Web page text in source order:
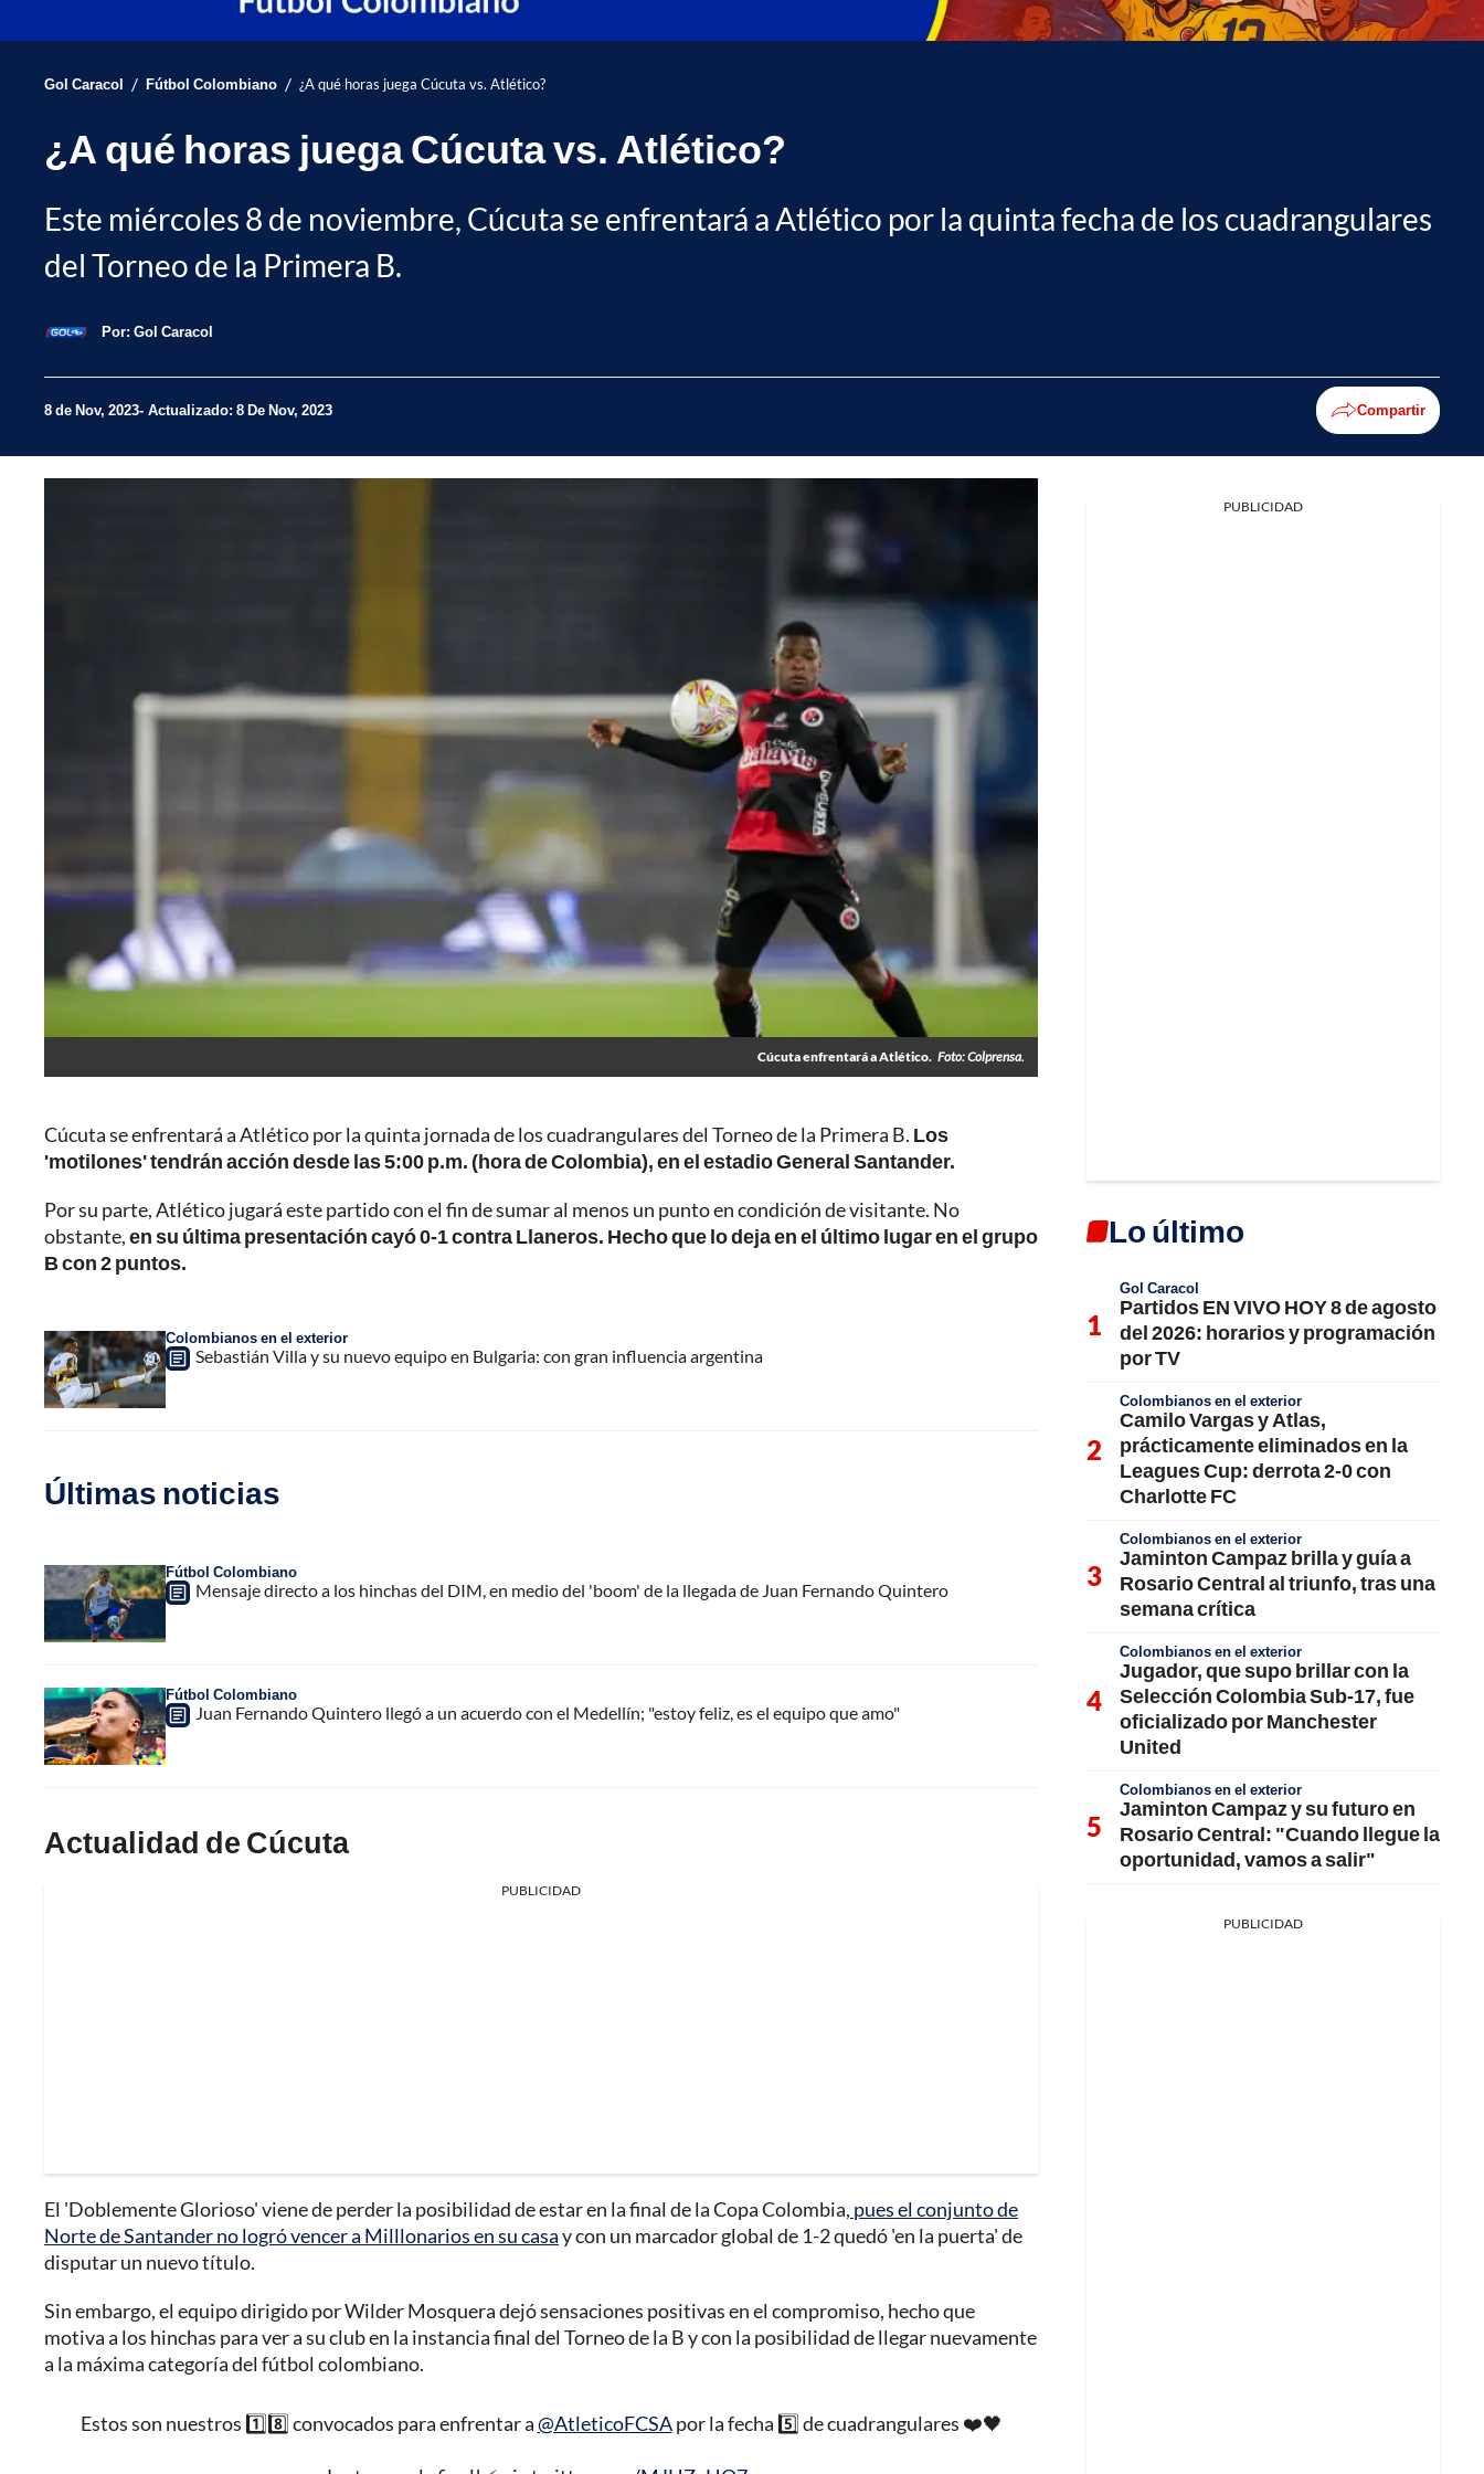
Gol Caracol / Fútbol Colombiano / ¿A qué horas juega Cúcuta vs. Atlético?
¿A qué horas juega Cúcuta vs. Atlético?
Este miércoles 8 de noviembre, Cúcuta se enfrentará a Atlético por la quinta fecha de los cuadrangulares
del Torneo de la Primera B.
Por: Gol Caracol
8 de Nov, 2023 Actualizado: 8 De Nov, 2023 Compartir
Cúcuta enfrentará a Atlético. Foto: Colprensa.
Cúcuta se enfrentará a Atlético por la quinta jornada de los cuadrangulares del Torneo de la Primera B. Los
'motilones' tendrán acción desde las 5:00 p.m. (hora de Colombia), en el estadio General Santander.
Por su parte, Atlético jugará este partido con el fin de sumar al menos un punto en condición de visitante. No
obstante,en su última presentación cayó 0-1 contra Llaneros. Hecho que lo deja en el último lugar en el grupo
B con 2 puntos.
Colombianos en el exterior
Sebastián Villa y su nuevo equipo en Bulgaria: con gran influencia argentina
Últimas noticias
Fútbol Colombiano
Mensaje directo a los hinchas del DIM, en medio del 'boom' de la llegada de Juan Fernando Quintero
Fútbol Colombiano
Juan Fernando Quintero llegó a un acuerdo con el Medellín; "estoy feliz, es el equipo que amo"
Actualidad de Cúcuta
PUBLICIDAD
El 'Doblemente Glorioso' viene de perder la posibilidad de estar en la final de la Copa Colombia, pues el conjunto de
Norte de Santander no logró vencer a Milllonarios en su casay con un marcador global de 1-2 quedó 'en la puerta' de
disputar un nuevo título.
Sin embargo, el equipo dirigido por Wilder Mosquera dejó sensaciones positivas en el compromiso, hecho que
motiva a los hinchas para ver a su club en la instancia final del Torneo de la B y con la posibilidad de llegar nuevamente
a la máxima categoría del fútbol colombiano.
Estos son nuestros 1️⃣8️⃣ convocados para enfrentar a@AtleticoFCSApor la fecha 5️⃣ de cuadrangulares ❤️🖤
PUBLICIDAD
Lo último
Gol Caracol
Partidos EN VIVO HOY 8 de agosto
del 2026: horarios y programación
por TV
Colombianos en el exterior
Camilo Vargas y Atlas,
prácticamente eliminados en la
Leagues Cup: derrota 2-0 con
Charlotte FC
Colombianos en el exterior
Jaminton Campaz brilla y guía a
Rosario Central al triunfo, tras una
semana crítica
Colombianos en el exterior
Jugador, que supo brillar con la
Selección Colombia Sub-17, fue
oficializado por Manchester
United
Colombianos en el exterior
Jaminton Campaz y su futuro en
Rosario Central: "Cuando llegue la
oportunidad, vamos a salir"
PUBLICIDAD